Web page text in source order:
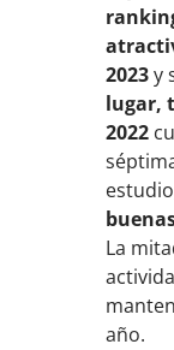
2023y
lugar,
2022
La
año.